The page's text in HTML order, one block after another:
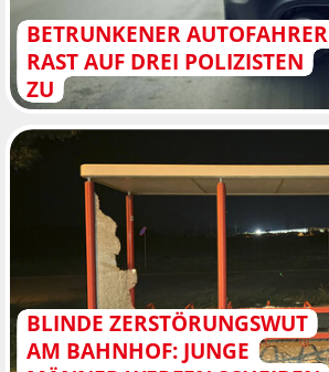
BETRUNKENER AUTOFAHRER
RAST AUF DREI POLIZISTEN
ZU
BLINDE ZERSTÖRUNGSWUT
AM BAHNHOF: JUNGE